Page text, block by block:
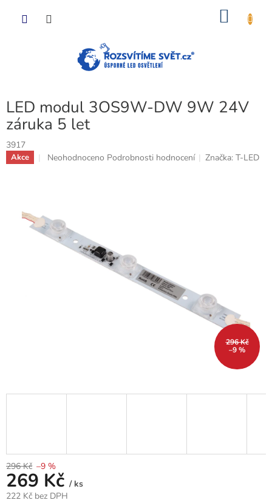
LED modul 3OS9W-DW 9W 24V
záruka 5 let
3917
Akce
Průměrné
z
5
hvězdiček.
Neohodnoceno Podrobnosti hodnocení Značka:T-LED
296 Kč
–9 %
296 Kč –9 %
269 Kč / ks
222 Kč bez DPH